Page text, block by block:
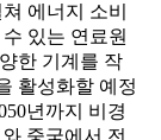
에너지 소비
있는 연료원
한 기계를 작
활성화할 예정
년까지 비경